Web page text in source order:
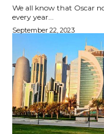
We all know that Oscar
every year...
September 22, 2023